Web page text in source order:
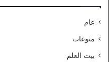
ل
ف
ا
ا
عام
منوعات
بيت العلم